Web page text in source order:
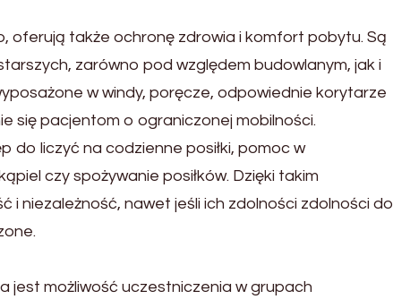
oferują także ochronę zdrowia i komfort pobytu. Są
zarówno pod względem budowlanym, jak i
w windy, poręcze, odpowiednie korytarze
się pacjentom o ograniczonej mobilności.
liczyć na codzienne posiłki, pomoc w
czy spożywanie posiłków. Dzięki takim
niezależność, nawet jeśli ich zdolności zdolności do
jest możliwość uczestniczenia w grupach